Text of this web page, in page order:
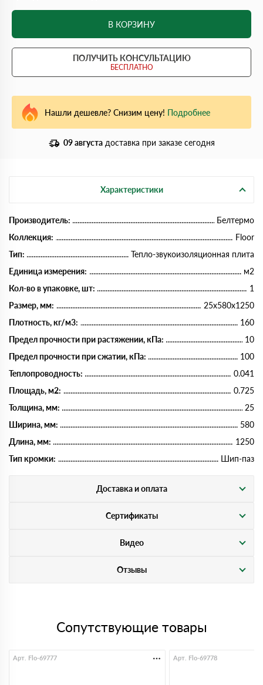
В КОРЗИНУ
ПОЛУЧИТЬ КОНСУЛЬТАЦИЮ
БЕСПЛАТНО
Нашли дешевле? Снизим цену! Подробнее
09 августа доставка при заказе сегодня
Характеристики
Производитель:
Белтермо
Коллекция:
Floor
Тип:
Тепло-звукоизоляционная плита
Единица измерения:
м2
Кол-во в упаковке, шт:
1
Размер, мм:
25х580х1250
Плотность, кг/м3:
160
Предел прочности при растяжении, кПа:
10
Предел прочности при сжатии, кПа:
100
Теплопроводность:
0.041
Площадь, м2:
0.725
Толщина, мм:
25
Ширина, мм:
580
Длина, мм:
1250
Тип кромки:
Шип-паз
Доставка и оплата
Сертификаты
Видео
Отзывы
Сопутствующие товары
Арт. Flo-69777 Арт. Flo-69778